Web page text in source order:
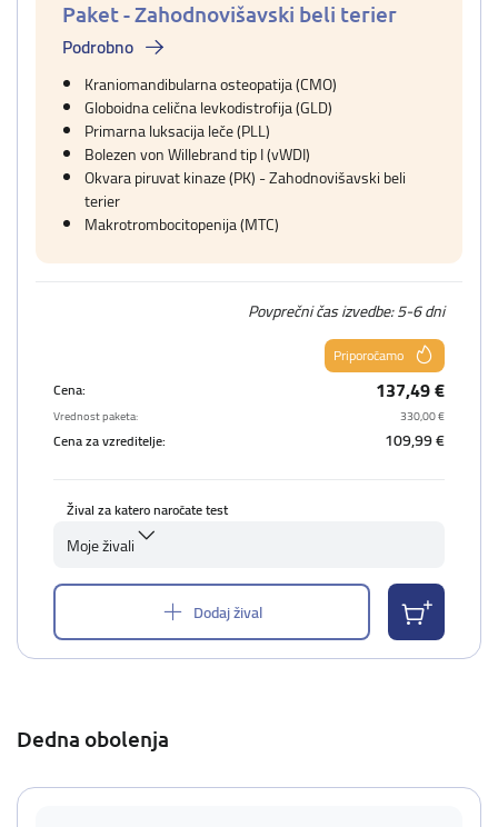
Paket - Zahodnovišavski beli terier
Podrobno
Kraniomandibularna osteopatija (CMO)
Globoidna celična levkodistrofija (GLD)
Primarna luksacija leče (PLL)
Bolezen von Willebrand tip I (vWDI)
Okvara piruvat kinaze (PK) - Zahodnovišavski beli
terier
Makrotrombocitopenija (MTC)
Povprečni čas izvedbe: 5-6 dni
Priporočamo
Cena:
137,49 €
Vrednost paketa: 330,00 €
Cena za vzreditelje: 109,99 €
Žival za katero naročate test
Moje živali
Dodaj žival
Dedna obolenja